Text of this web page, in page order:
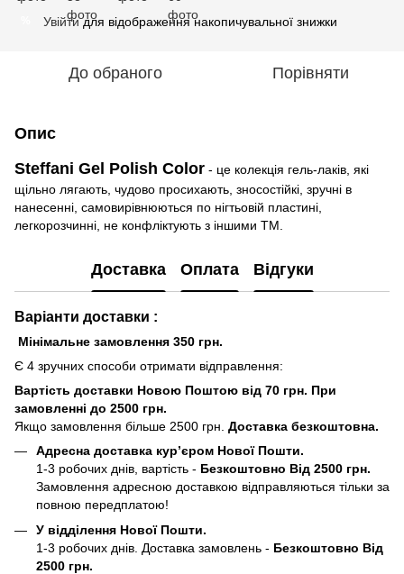
Увійтидля відображення накопичувальної знижки
До обраного Порівняти
Опис
Steffani Gel Polish Color - це колекція гель-лаків, які
щільно лягають, чудово просихають, зносостійкі, зручні в
нанесенні, самовирівнюються по нігтьовій пластині,
легкорозчинні, не конфліктують з іншими ТМ.
Доставка Оплата Відгуки
Варіанти доставки :
Мінімальне замовлення 350 грн.
Є 4 зручних способи отримати відправлення:
Вартість доставки Новою Поштою від 70 грн. При
замовленні до 2500 грн.
Якщо замовлення більше 2500 грн. Доставка безкоштовна.
Адресна доставка кур’єром Нової Пошти.
1-3 робочих днів, вартість - Безкоштовно Від 2500 грн.
Замовлення адресною доставкою відправляються тільки за
повною передплатою!
У відділення Нової Пошти.
1-3 робочих днів. Доставка замовлень - Безкоштовно Від
2500 грн.